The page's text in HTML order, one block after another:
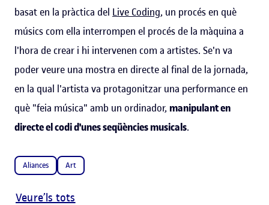
basat en la pràctica del Live Coding, un procés en què
músics com ella interrompen el procés de la màquina a
l'hora de crear i hi intervenen com a artistes. Se'n va
poder veure una mostra en directe al final de la jornada,
en la qual l'artista va protagonitzar una performance en
què "feia música" amb un ordinador, manipulant en
directe el codi d'unes seqüències musicals.
Aliances Art
Veure’ls tots